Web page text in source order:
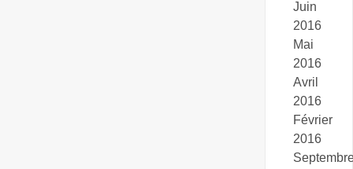
Juin
2016
Mai
2016
Avril
2016
Février
2016